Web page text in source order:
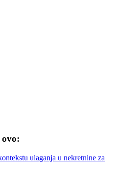
ovo: